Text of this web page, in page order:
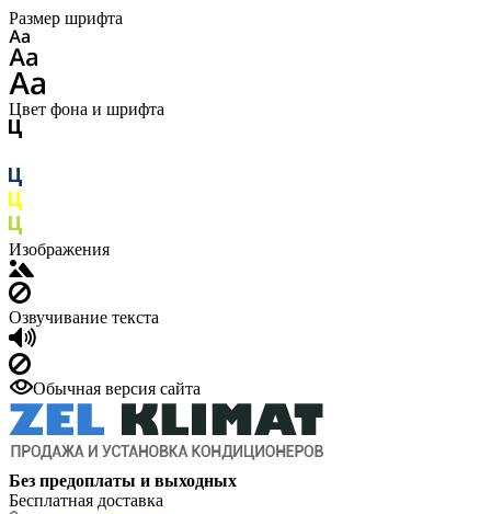
Размер шрифта
Цвет фона и шрифта
Изображения
Озвучивание текста
Обычная версия сайта
Без предоплаты и выходных
Бесплатная доставка